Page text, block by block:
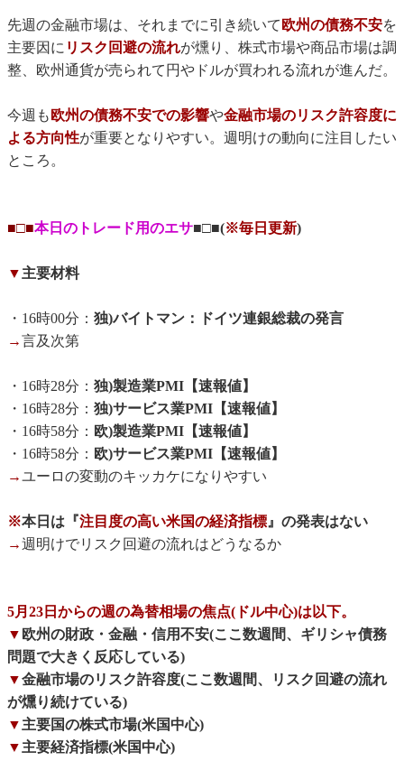
先週の金融市場は、それまでに引き続いて 欧州の債務不安を
主要因に リスク回避の流れが燻り、株式市場や商品市場は調
整、欧州通貨が売られて円やドルが買われる流れが進んだ。
今週も 欧州の債務不安での影響や金融市場のリスク許容度に
よる方向性が重要となりやすい。週明けの動向に注目したい
ところ。
■□■本日のトレード用のエサ■□■(※毎日更新)
▼主要材料
・16時00分： 独)バイトマン：ドイツ連銀総裁の発言
→言及次第
・16時28分： 独)製造業PMI【速報値】
・16時28分： 独)サービス業PMI【速報値】
・16時58分： 欧)製造業PMI【速報値】
・16時58分： 欧)サービス業PMI【速報値】
→ユーロの変動のキッカケになりやすい
※本日は『注目度の高い米国の経済指標』の発表はない
→週明けでリスク回避の流れはどうなるか
5月23日からの週の為替相場の焦点(ドル中心)は以下。
▼ 欧州の財政・金融・信用不安(ここ数週間、ギリシャ債務
問題で大きく反応している)
▼金融市場のリスク許容度(ここ数週間、リスク回避の流れ
が燻り続けている)
▼主要国の株式市場(米国中心)
▼主要経済指標(米国中心)